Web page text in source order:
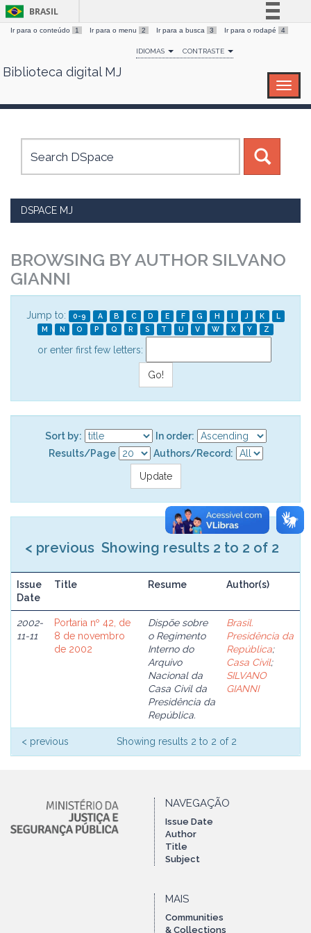
Skip
BRASIL
Simplifique!
Comunica BR
Canais
Ir para o conteúdo 1 Ir para o menu 2 Ir para a busca 3 Ir para o rodapé 4
IDIOMAS CONTRASTE
Biblioteca digital MJ
DSPACE MJ
BROWSING BY AUTHOR SILVANO
GIANNI
Jump to: 0-9 A B C D E F G H I J K
L
M
N O P Q R S T U V W X Y Z
or enter first few letters:
Sort by:
In order:
Results/Page
Authors/Record:
Showing results 2 to 2 of 2
< previous
Issue
Date
Title Resume Author(s)
2002-
11-11
Portaria nº 42, de
8 de novembro
de 2002
Dispõe sobre
o Regimento
Interno do
Arquivo
Nacional da
Casa Civil da
Presidência da
República.
Brasil.
Presidência da
República;
Casa Civil;
SILVANO
GIANNI
Showing results 2 to 2 of 2
< previous
NAVEGAÇÃO
Issue Date
Author
Title
Subject
MAIS
Communities
& Collections